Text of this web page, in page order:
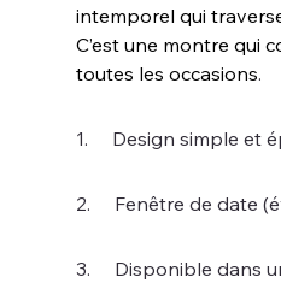
intemporel qui
C’est une montre qui
toutes les occasions.
1.     Design simple et
2.     Fenêtre de date
3.     Disponible dans